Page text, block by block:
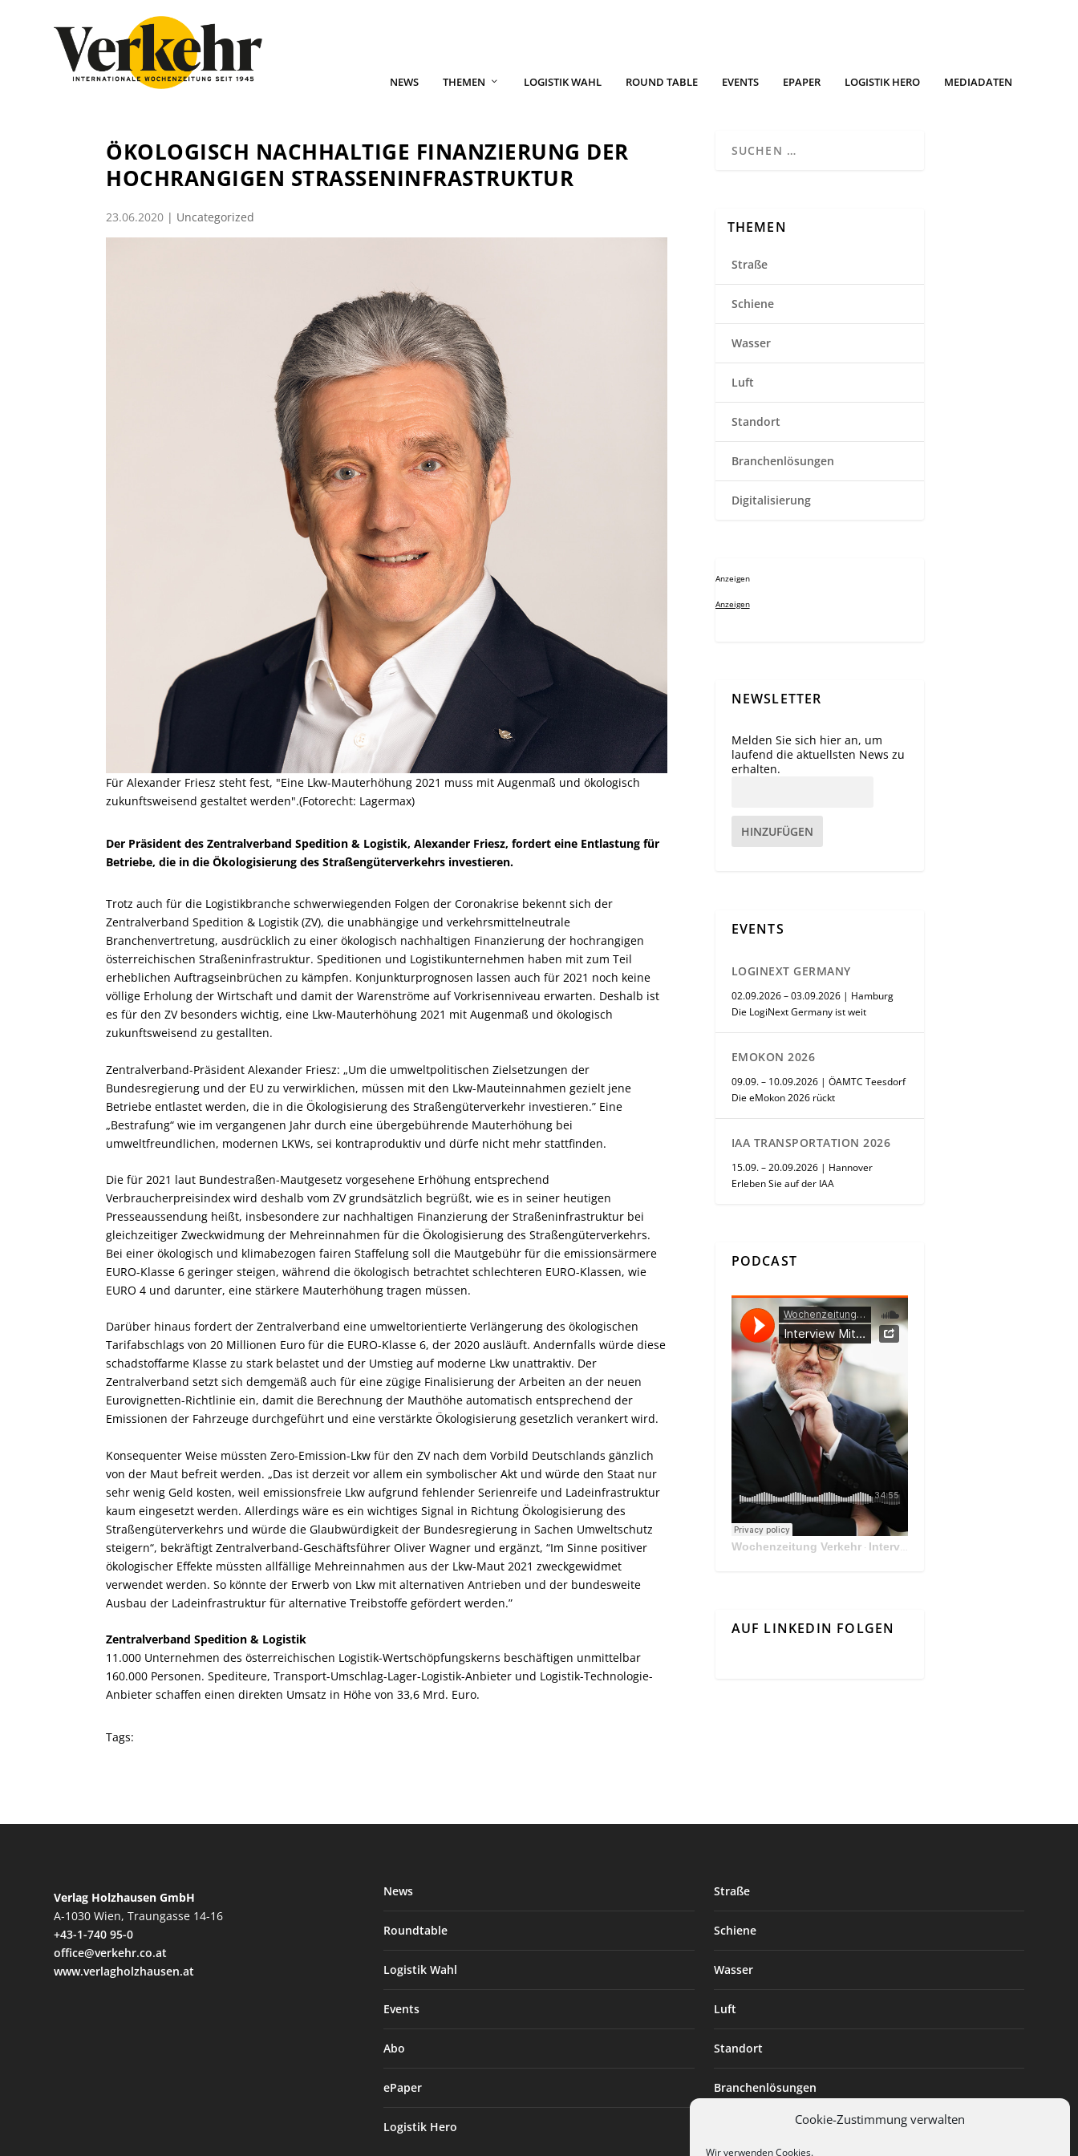
Cookie-Zustimmung verwalten
Wir verwenden Cookies.
NEWS THEMEN LOGISTIK WAHL ROUND TABLE EVENTS EPAPER LOGISTIK HERO MEDIADATEN
ÖKOLOGISCH NACHHALTIGE FINANZIERUNG DER
HOCHRANGIGEN STRASSENINFRASTRUKTUR
23.06.2020 | Uncategorized
Für Alexander Friesz steht fest, "Eine Lkw-Mauterhöhung 2021 muss mit Augenmaß und ökologisch
zukunftsweisend gestaltet werden".(Fotorecht: Lagermax)
Der Präsident des Zentralverband Spedition & Logistik, Alexander Friesz, fordert eine Entlastung für
Betriebe, die in die Ökologisierung des Straßengüterverkehrs investieren.
Trotz auch für die Logistikbranche schwerwiegenden Folgen der Coronakrise bekennt sich der
Zentralverband Spedition & Logistik (ZV), die unabhängige und verkehrsmittelneutrale
Branchenvertretung, ausdrücklich zu einer ökologisch nachhaltigen Finanzierung der hochrangigen
österreichischen Straßeninfrastruktur. Speditionen und Logistikunternehmen haben mit zum Teil
erheblichen Auftragseinbrüchen zu kämpfen. Konjunkturprognosen lassen auch für 2021 noch keine
völlige Erholung der Wirtschaft und damit der Warenströme auf Vorkrisenniveau erwarten. Deshalb ist
es für den ZV besonders wichtig, eine Lkw-Mauterhöhung 2021 mit Augenmaß und ökologisch
zukunftsweisend zu gestallten.
Zentralverband-Präsident Alexander Friesz: „Um die umweltpolitischen Zielsetzungen der
Bundesregierung und der EU zu verwirklichen, müssen mit den Lkw-Mauteinnahmen gezielt jene
Betriebe entlastet werden, die in die Ökologisierung des Straßengüterverkehr investieren.” Eine
„Bestrafung“ wie im vergangenen Jahr durch eine übergebührende Mauterhöhung bei
umweltfreundlichen, modernen LKWs, sei kontraproduktiv und dürfe nicht mehr stattfinden.
Die für 2021 laut Bundestraßen-Mautgesetz vorgesehene Erhöhung entsprechend
Verbraucherpreisindex wird deshalb vom ZV grundsätzlich begrüßt, wie es in seiner heutigen
Presseaussendung heißt, insbesondere zur nachhaltigen Finanzierung der Straßeninfrastruktur bei
gleichzeitiger Zweckwidmung der Mehreinnahmen für die Ökologisierung des Straßengüterverkehrs.
Bei einer ökologisch und klimabezogen fairen Staffelung soll die Mautgebühr für die emissionsärmere
EURO-Klasse 6 geringer steigen, während die ökologisch betrachtet schlechteren EURO-Klassen, wie
EURO 4 und darunter, eine stärkere Mauterhöhung tragen müssen.
Darüber hinaus fordert der Zentralverband eine umweltorientierte Verlängerung des ökologischen
Tarifabschlags von 20 Millionen Euro für die EURO-Klasse 6, der 2020 ausläuft. Andernfalls würde diese
schadstoffarme Klasse zu stark belastet und der Umstieg auf moderne Lkw unattraktiv. Der
Zentralverband setzt sich demgemäß auch für eine zügige Finalisierung der Arbeiten an der neuen
Eurovignetten-Richtlinie ein, damit die Berechnung der Mauthöhe automatisch entsprechend der
Emissionen der Fahrzeuge durchgeführt und eine verstärkte Ökologisierung gesetzlich verankert wird.
Konsequenter Weise müssten Zero-Emission-Lkw für den ZV nach dem Vorbild Deutschlands gänzlich
von der Maut befreit werden. „Das ist derzeit vor allem ein symbolischer Akt und würde den Staat nur
sehr wenig Geld kosten, weil emissionsfreie Lkw aufgrund fehlender Serienreife und Ladeinfrastruktur
kaum eingesetzt werden. Allerdings wäre es ein wichtiges Signal in Richtung Ökologisierung des
Straßengüterverkehrs und würde die Glaubwürdigkeit der Bundesregierung in Sachen Umweltschutz
steigern“, bekräftigt Zentralverband-Geschäftsführer Oliver Wagner und ergänzt, “Im Sinne positiver
ökologischer Effekte müssten allfällige Mehreinnahmen aus der Lkw-Maut 2021 zweckgewidmet
verwendet werden. So könnte der Erwerb von Lkw mit alternativen Antrieben und der bundesweite
Ausbau der Ladeinfrastruktur für alternative Treibstoffe gefördert werden.”
Zentralverband Spedition & Logistik
11.000 Unternehmen des österreichischen Logistik-Wertschöpfungskerns beschäftigen unmittelbar
160.000 Personen. Spediteure, Transport-Umschlag-Lager-Logistik-Anbieter und Logistik-Technologie-
Anbieter schaffen einen direkten Umsatz in Höhe von 33,6 Mrd. Euro.
Tags:
THEMEN
Straße
Schiene
Wasser
Luft
Standort
Branchenlösungen
Digitalisierung
Anzeigen
Anzeigen
NEWSLETTER
Melden Sie sich hier an, um
laufend die aktuellsten News zu
erhalten.
HINZUFÜGEN
EVENTS
LOGINEXT GERMANY
02.09.2026 – 03.09.2026 | Hamburg
Die LogiNext Germany ist weit
EMOKON 2026
09.09. – 10.09.2026 | ÖAMTC Teesdorf
Die eMokon 2026 rückt
IAA TRANSPORTATION 2026
15.09. – 20.09.2026 | Hannover
Erleben Sie auf der IAA
PODCAST
Wochenzeitung Verkehr· Interview Mit Andreas Matthä, CEO der ÖBB Holding
AUF LINKEDIN FOLGEN
Verlag Holzhausen GmbH
A-1030 Wien, Traungasse 14-16
+43-1-740 95-0
office@verkehr.co.at
www.verlagholzhausen.at
News
Roundtable
Logistik Wahl
Events
Abo
ePaper
Logistik Hero
Straße
Schiene
Wasser
Luft
Standort
Branchenlösungen